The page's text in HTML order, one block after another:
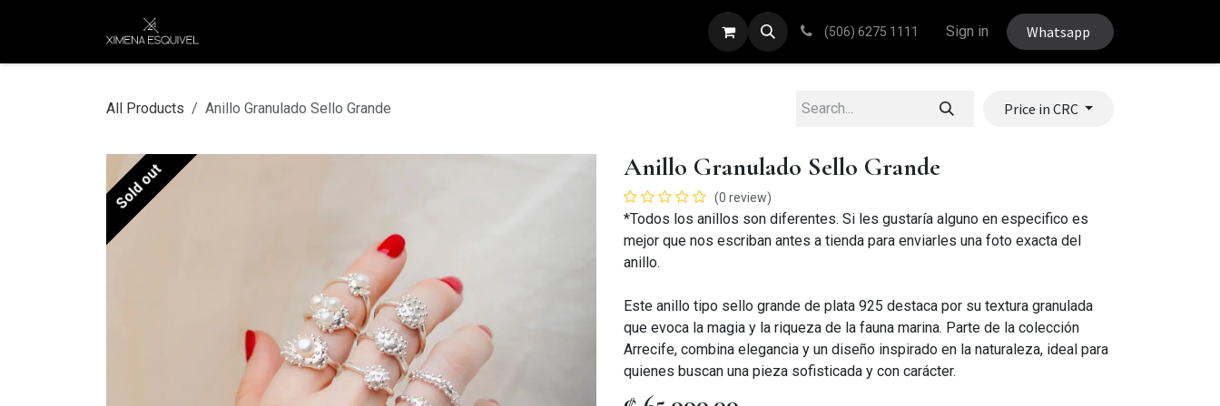
PULSERAS (506) 6275 1111 Sign in Whatsapp
All Products Anillo Granulado Sello Grande Price in CRC
Sold out Anillo Granulado Sello Grande
(0 review)
*Todos los anillos son diferentes. Si les gustaría alguno en especifico es
mejor que nos escriban antes a tienda para enviarles una foto exacta del
anillo.
Este anillo tipo sello grande de plata 925 destaca por su textura granulada
que evoca la magia y la riqueza de la fauna marina. Parte de la colección
Arrecife, combina elegancia y un diseño inspirado en la naturaleza, ideal para
quienes buscan una pieza sofisticada y con carácter.